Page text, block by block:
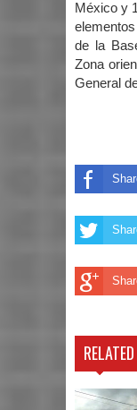
México y
de la
Zona
General